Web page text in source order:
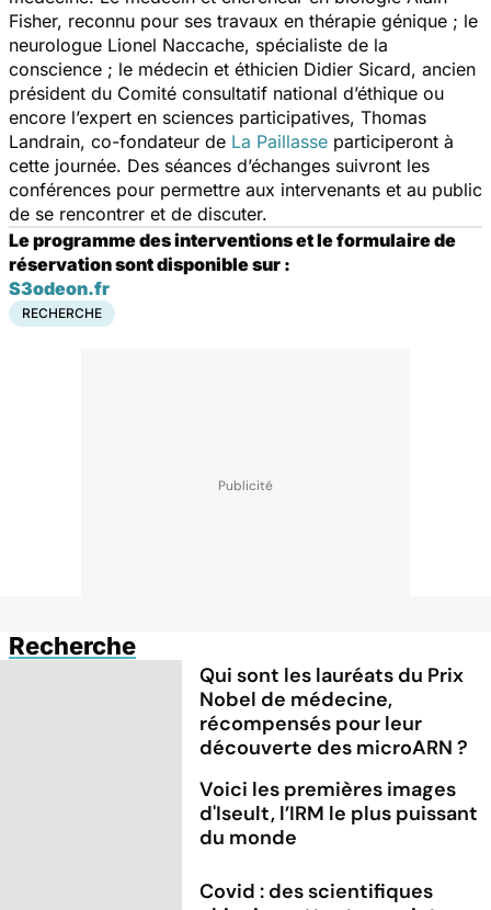
Fisher, reconnu pour ses travaux en thérapie génique ; le
neurologue Lionel Naccache, spécialiste de la
conscience ; le médecin et éthicien Didier Sicard, ancien
président du Comité consultatif national d’éthique ou
encore l’expert en sciences participatives, Thomas
Landrain, co-fondateur de La Paillasse participeront à
cette journée. Des séances d’échanges suivront les
conférences pour permettre aux intervenants et au public
de se rencontrer et de discuter.
Le programme des interventions et le formulaire de
réservation sont disponible sur :
S3odeon.fr
RECHERCHE
Recherche
Qui sont les lauréats du Prix
Nobel de médecine,
récompensés pour leur
découverte des microARN ?
Voici les premières images
d'Iseult, l’IRM le plus puissant
du monde
Covid : des scientifiques